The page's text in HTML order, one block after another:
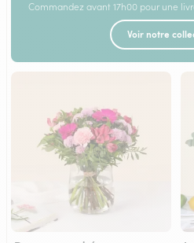
Commandez avant 17h00 pour une
Voir notre